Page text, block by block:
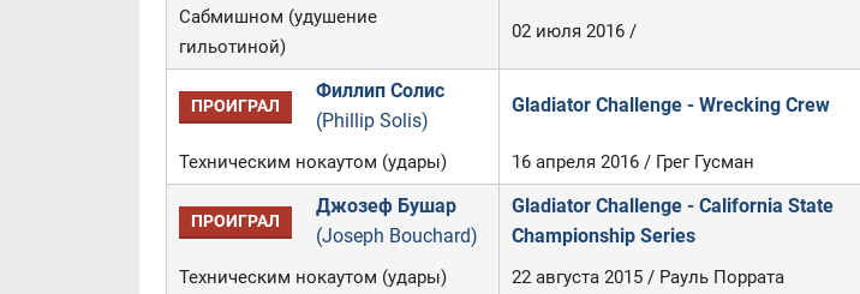
Сабмишном (удушение
гильотиной)
02 июля 2016 /
ПРОИГРАЛ
Филлип Солис
(Phillip Solis)
Gladiator Challenge - Wrecking Crew
Техническим нокаутом (удары) 16 апреля 2016 / Грег Гусман
ПРОИГРАЛ
Джозеф Бушар
(Joseph Bouchard)
Gladiator Challenge - California State
Championship Series
Техническим нокаутом (удары) 22 августа 2015 / Рауль Поррата